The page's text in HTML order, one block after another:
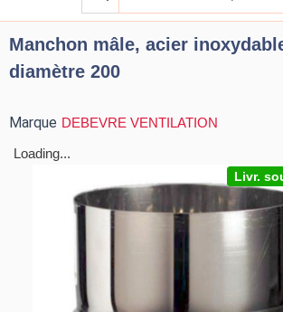
Manchon mâle, acier
diamètre 200
Marque DEBEVRE VENTILATION
Loading...
Livr.